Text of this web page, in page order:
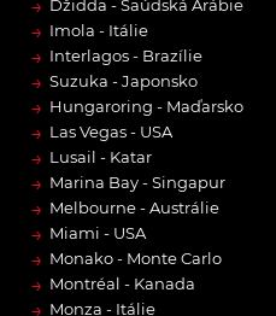
→ Džidda - Saúdská Arábie
→ Imola - Itálie
→ Interlagos - Brazílie
→ Suzuka - Japonsko
→ Hungaroring - Maďarsko
→ Las Vegas - USA
→ Lusail - Katar
→ Marina Bay - Singapur
→ Melbourne - Austrálie
→ Miami - USA
→ Monako - Monte Carlo
→ Montréal - Kanada
→ Monza - Itálie